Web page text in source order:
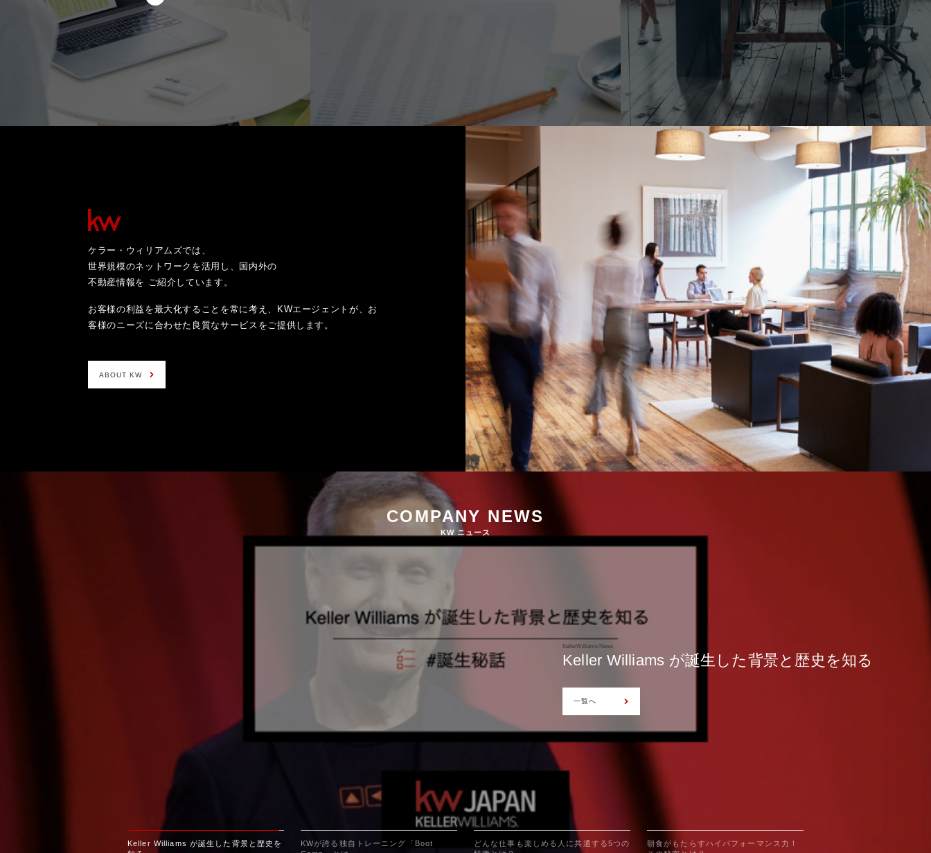
ケラー・ウィリアムズでは、
世界規模のネットワークを活用し、国内外の
不動産情報を ご紹介しています。
お客様の利益を最大化することを常に考え、KWエージェントが、お
客様のニーズに合わせた良質なサービスをご提供します。
ABOUT KW
COMPANY NEWS
KW ニュース
朝食がもたらすハイパフォーマンス力！その秘密と
は？
KellerWilliams News
Keller Williams が誕生した背景と歴史を知る
一覧へ
KellerWilliams News
KWが誇る独自トレーニング「Boot Camp」とは
一覧へ
どんな仕事も楽しめる人に共通する5つの特徴と
は？
朝食がもたらすハイパフォーマンス力！その秘密と
は？
KellerWilliams News
Keller Williams が誕生した背景と歴史を知る
一覧へ
Keller Williams が誕生した背景と歴史を
KWが誇る独自トレーニング「Boot
どんな仕事も楽しめる人に共通する5つの
朝食がもたらすハイパフォーマンス力！